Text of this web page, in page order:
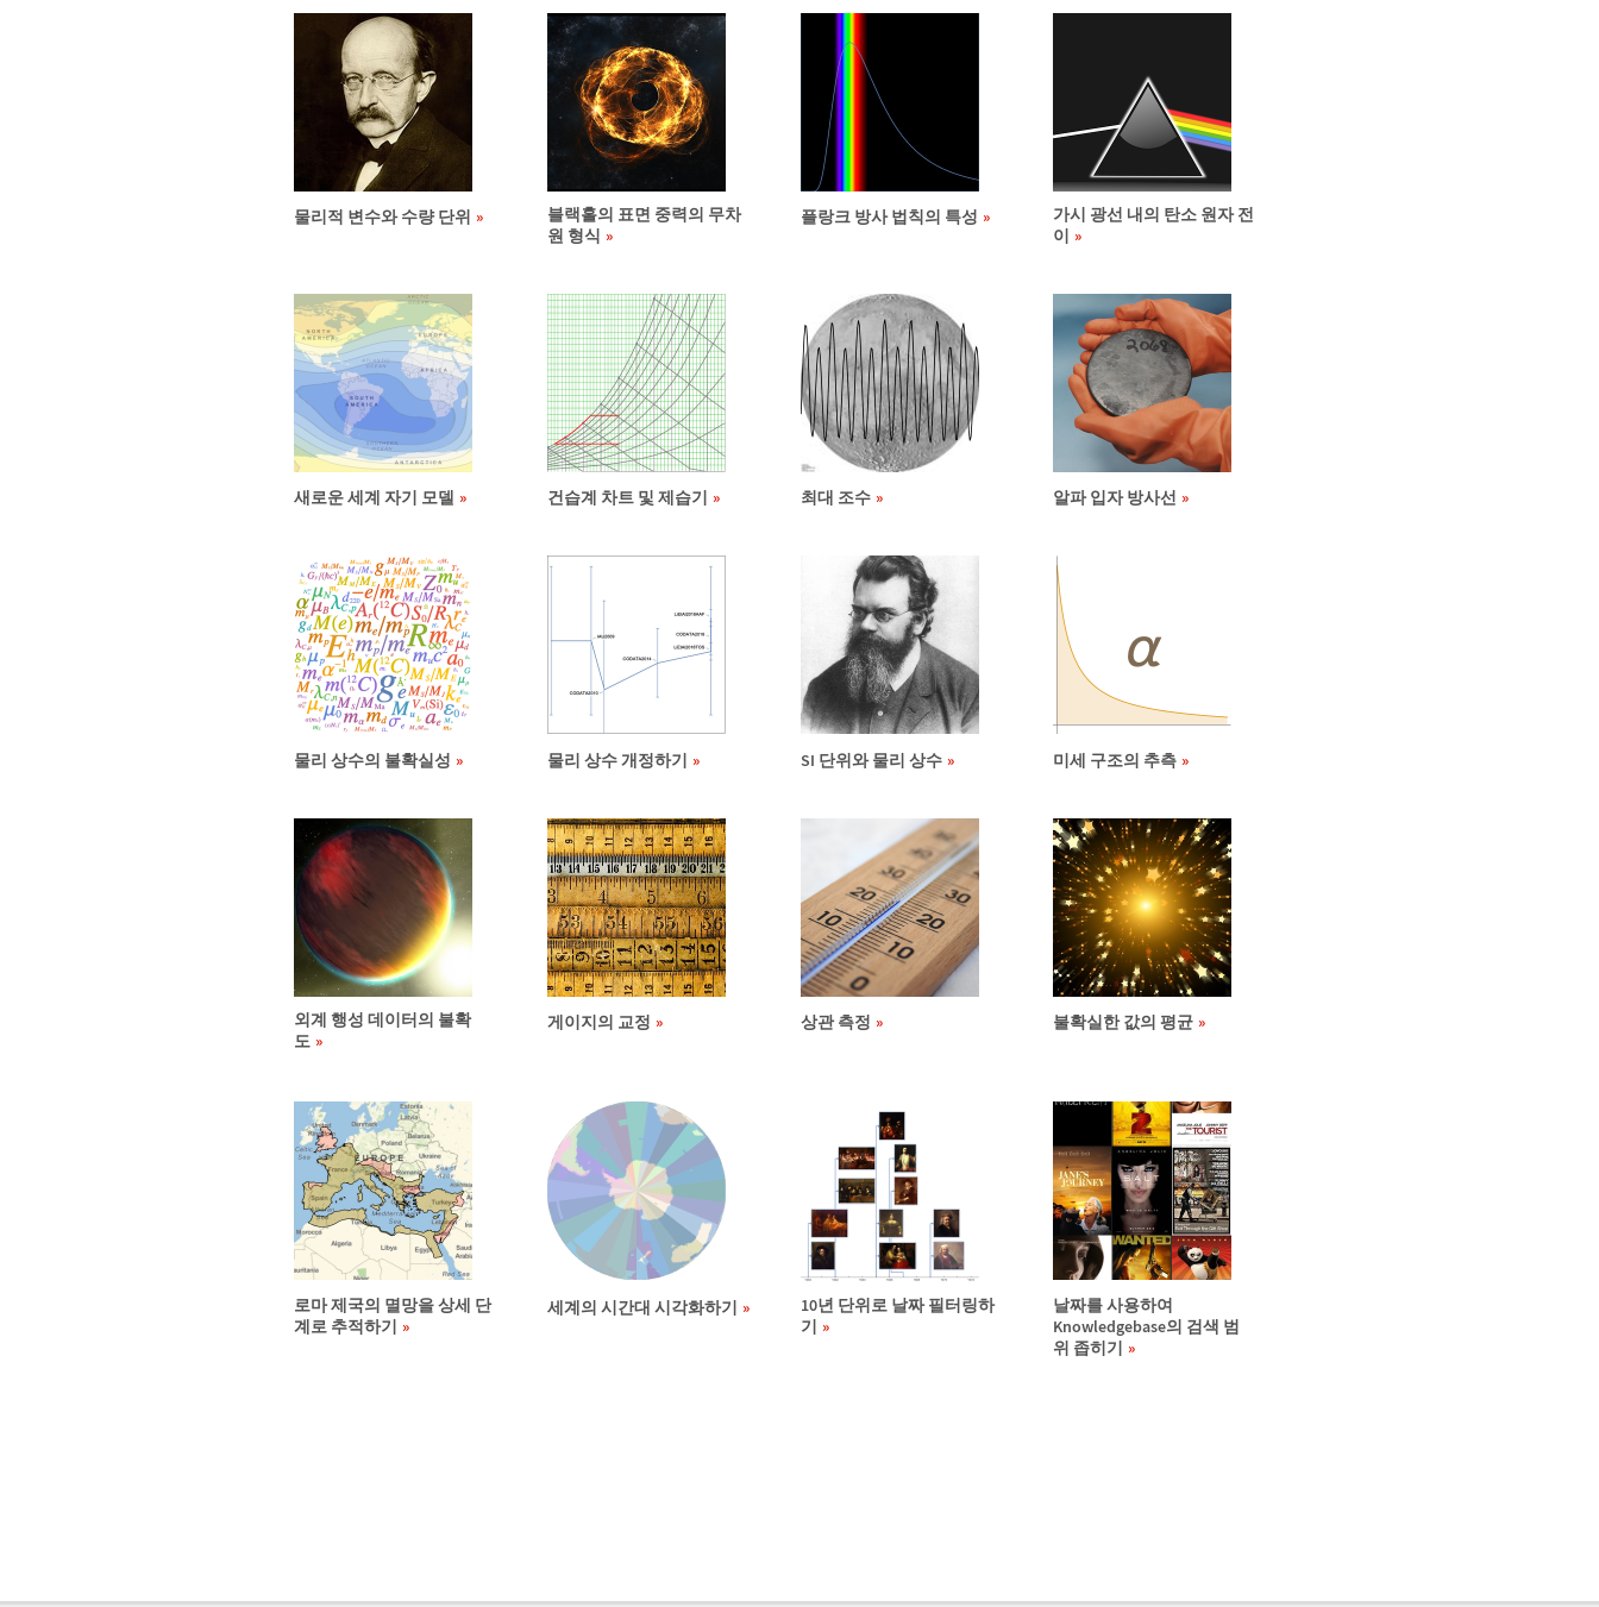
물리적 변수와 수량 단위
블랙홀의 표면 중력의 무차
원 형식
플랑크 방사 법칙의 특성
가시 광선 내의 탄소 원자 전
이
새로운 세계 자기 모델 건습계 차트 및 제습기 최대 조수 알파 입자 방사선
물리 상수의 불확실성 물리 상수 개정하기 SI 단위와 물리 상수 미세 구조의 추측
외계 행성 데이터의 불확
도
게이지의 교정 상관 측정 불확실한 값의 평균
로마 제국의 멸망을 상세 단
계로 추적하기
세계의 시간대 시각화하기
10년 단위로 날짜 필터링하
기
날짜를 사용하여
Knowledgebase의 검색 범
위 좁히기